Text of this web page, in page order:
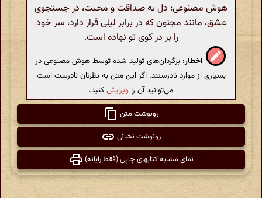
هوش مصنوعی: دل به صداقت و محبت، در جستجوی
عشق، مانند مجنون که در برابر لیلی قرار دارد، سر خود
را بر در کوی تو نهاده است.
اخطار: برگردان‌های تولید شده توسط هوش مصنوعی در
بسیاری از موارد نادرستند. اگر این متن به نظرتان نادرست است
می‌توانید آن را ویرایشکنید.
رونوشت متن
رونوشت نشانی
نمای مشابه کتابهای چاپی (فقط رایانه)